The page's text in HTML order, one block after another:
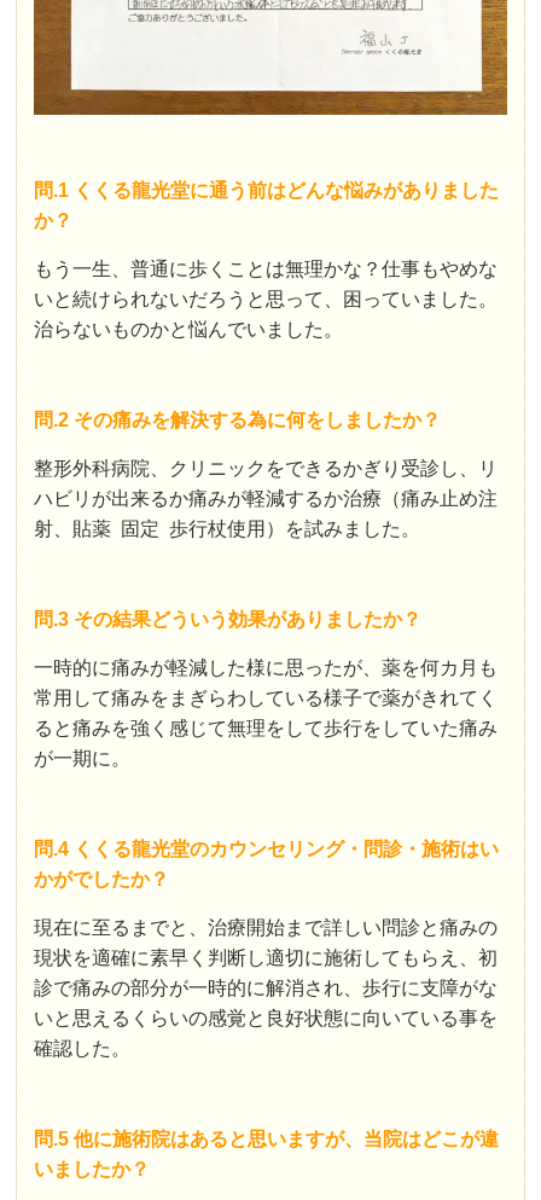
問.1 くくる龍光堂に通う前はどんな悩みがありました
か？
もう一生、普通に歩くことは無理かな？仕事もやめな
いと続けられないだろうと思って、困っていました。
治らないものかと悩んでいました。
問.2 その痛みを解決する為に何をしましたか？
整形外科病院、クリニックをできるかぎり受診し、リ
ハビリが出来るか痛みが軽減するか治療（痛み止め注
射、貼薬 固定 歩行杖使用）を試みました。
問.3 その結果どういう効果がありましたか？
一時的に痛みが軽減した様に思ったが、薬を何カ月も
常用して痛みをまぎらわしている様子で薬がきれてく
ると痛みを強く感じて無理をして歩行をしていた痛み
が一期に。
問.4 くくる龍光堂のカウンセリング・問診・施術はい
かがでしたか？
現在に至るまでと、治療開始まで詳しい問診と痛みの
現状を適確に素早く判断し適切に施術してもらえ、初
診で痛みの部分が一時的に解消され、歩行に支障がな
いと思えるくらいの感覚と良好状態に向いている事を
確認した。
問.5 他に施術院はあると思いますが、当院はどこが違
いましたか？